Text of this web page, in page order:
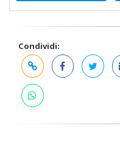
Condividi: